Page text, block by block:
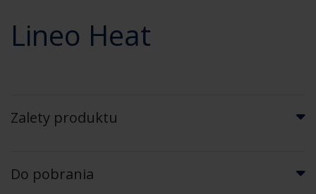
Lineo Heat
Zalety produktu
Do pobrania